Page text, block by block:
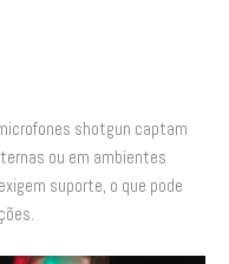
shotgun captam
ou em ambientes
suporte, o que pode